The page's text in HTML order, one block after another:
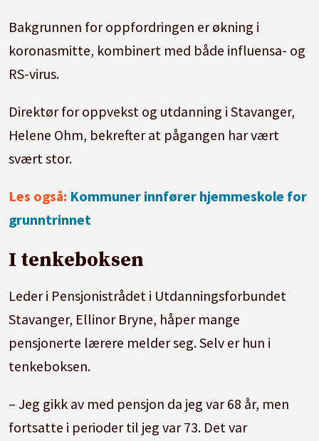
Bakgrunnen for oppfordringen er økning i
koronasmitte, kombinert med både influensa- og
RS-virus.
Direktør for oppvekst og utdanning i Stavanger,
Helene Ohm, bekrefter at pågangen har vært
svært stor.
Les også: Kommuner innfører hjemmeskole for
grunntrinnet
I tenkeboksen
Leder i Pensjonistrådet i Utdanningsforbundet
Stavanger, Ellinor Bryne, håper mange
pensjonerte lærere melder seg. Selv er hun i
tenkeboksen.
– Jeg gikk av med pensjon da jeg var 68 år, men
fortsatte i perioder til jeg var 73. Det var